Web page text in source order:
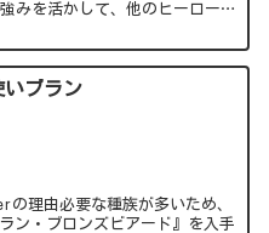
みを活かして、他のヒーローと
いブラン
理由必要な種族が多いため、
ン・ブロンズビアード』を入手